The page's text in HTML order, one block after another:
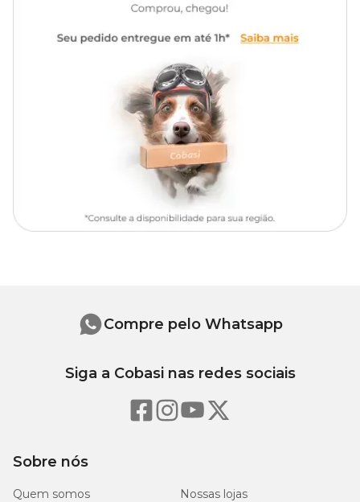
Sobre nós
Quem somos
Nossas lojas
Compre pelo Whatsapp
Siga a Cobasi nas redes sociais